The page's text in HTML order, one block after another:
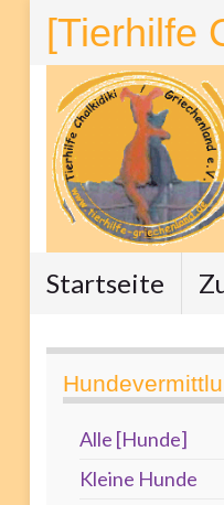
[Tierhilfe
Startseite
Alle [Hunde]
Kleine Hunde